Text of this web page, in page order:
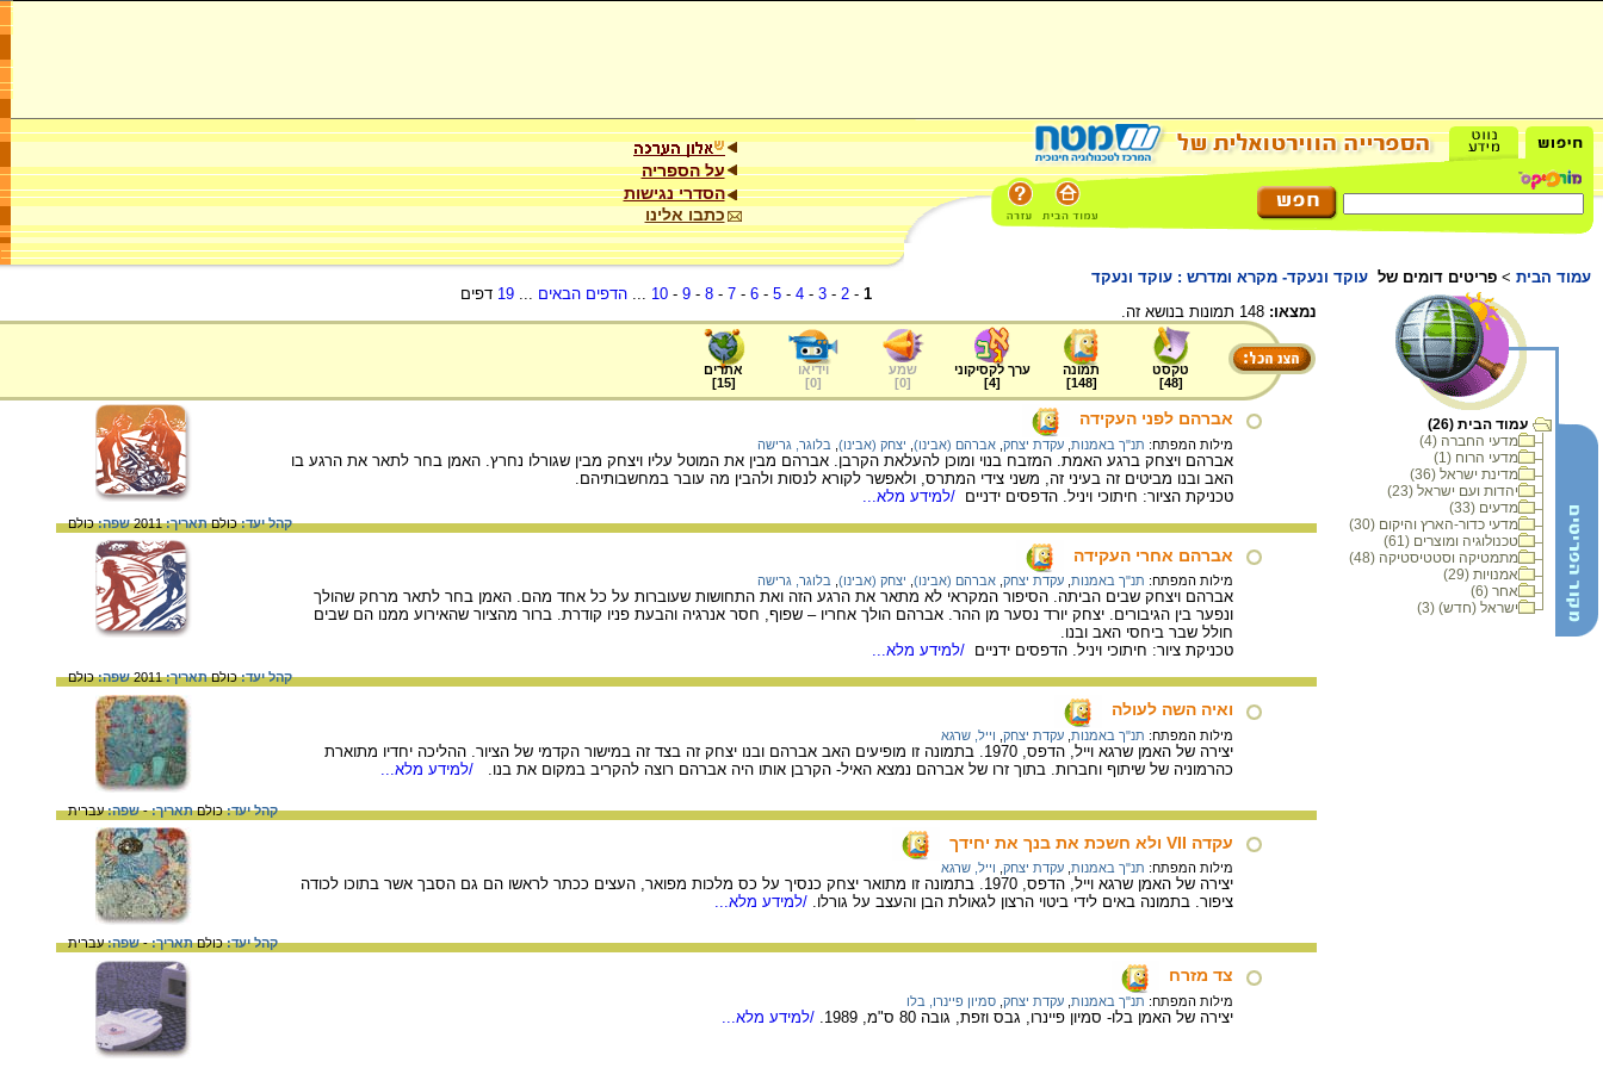
על הספריה
הסדרי נגישות
כתבו אלינו
עמוד הבית > פריטים דומים של עוקד ונעקד- מקרא ומדרש : עוקד ונעקד
עמוד הבית (26)
מדעי החברה (4)
מדעי הרוח (1)
מדינת ישראל (36)
יהדות ועם ישראל (23)
מדעים (33)
מדעי כדור-הארץ והיקום (30)
טכנולוגיה ומוצרים (61)
מתמטיקה וסטטיסטיקה (48)
אמנויות (29)
אחר (6)
ישראל (חדש) (3)
1
-
2
-
3
-
4
-
5
-
6
-
7
-
8
-
9
-
10
...הדפים הבאים ...
19 דפים
נמצאו:
טקסט
[
48
]
תמונה
[
148
]
ערך לקסיקוני
[
4
]
שמע
[
0
]
וידיאו
[
0
]
אתרים
[
15
]
אברהם לפני העקידה
מילות המפתח: תנ"ך באמנות עקדת יצחק אברהם (אבינו) יצחק (אבינו) בלוגר, גרישה
אברהם ויצחק ברגע האמת. המזבח בנוי ומוכן להעלאת הקרבן. אברהם מבין את המוטל עליו ויצחק מבין שגורלו נחרץ. האמן בחר לתאר את הרגע בו
האב ובנו מביטים זה בעיני זה, משני צידי המתרס, ולאפשר לקורא לנסות ולהבין מה עובר במחשבותיהם.
טכניקת הציור: חיתוכי ויניל. הדפסים ידניים /למידע מלא...
קהל יעד:כולםתאריך:2011 שפה:כולם
אברהם אחרי העקידה
מילות המפתח: תנ"ך באמנות עקדת יצחק אברהם (אבינו) יצחק (אבינו) בלוגר, גרישה
אברהם ויצחק שבים הביתה. הסיפור המקראי לא מתאר את הרגע הזה ואת התחושות שעוברות על כל אחד מהם. האמן בחר לתאר מרחק שהולך
ונפער בין הגיבורים. יצחק יורד נסער מן ההר. אברהם הולך אחריו – שפוף, חסר אנרגיה והבעת פניו קודרת. ברור מהציור שהאירוע ממנו הם שבים
חולל שבר ביחסי האב ובנו.
טכניקת ציור: חיתוכי ויניל. הדפסים ידניים /למידע מלא...
קהל יעד:כולםתאריך:2011 שפה:כולם
ואיה השה לעולה
מילות המפתח: תנ"ך באמנות עקדת יצחק וייל, שרגא
יצירה של האמן שרגא וייל, הדפס, 1970. בתמונה זו מופיעים האב אברהם ובנו יצחק זה בצד זה במישור הקדמי של הציור. ההליכה יחדיו מתוארת
כהרמוניה של שיתוף וחברות. בתוך זרו של אברהם נמצא האיל- הקרבן אותו היה אברהם רוצה להקריב במקום את בנו.
/למידע מלא...
קהל יעד:כולםתאריך:-שפה:עברית
עקדה VII ולא חשכת את בנך את יחידך
מילות המפתח: תנ"ך באמנות עקדת יצחק וייל, שרגא
יצירה של האמן שרגא וייל, הדפס, 1970. בתמונה זו מתואר יצחק כנסיך על כס מלכות מפואר, העצים ככתר לראשו הם גם הסבך אשר בתוכו לכודה
ציפור. בתמונה באים לידי ביטוי הרצון לגאולת הבן והעצב על גורלו. /למידע מלא...
קהל יעד:כולםתאריך:-שפה:עברית
צד מזרח
מילות המפתח: תנ"ך באמנות עקדת יצחק סמיון פיינרו, בלו
יצירה של האמן בלו- סמיון פיינרו, גבס וזפת, גובה 80 ס"מ, 1989. /למידע מלא...